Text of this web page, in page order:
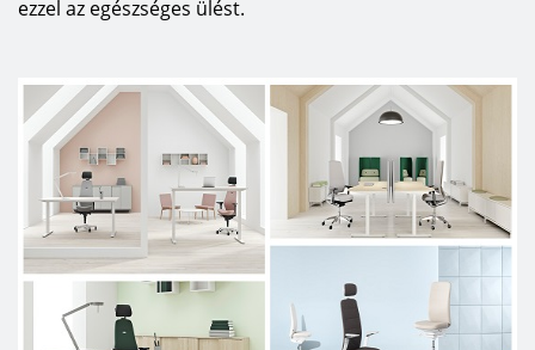
ezzel az egészséges ülést.